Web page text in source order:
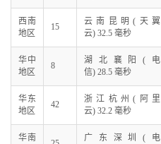
西南
地区
15
云南昆明(天翼
云) 32.5 毫秒
华中
地区
8
湖北襄阳(电
信) 28.5 毫秒
华东
地区
42
浙江杭州(阿里
云) 32.2 毫秒
华南 广东深圳(电